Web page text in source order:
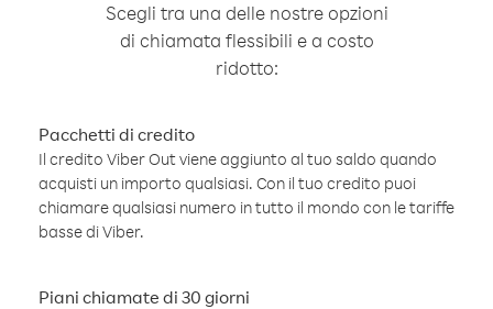
Scegli tra una delle nostre opzioni
di chiamata flessibili e a costo
ridotto:
Pacchetti di credito
Il credito Viber Out viene aggiunto al tuo saldo quando
acquisti un importo qualsiasi. Con il tuo credito puoi
chiamare qualsiasi numero in tutto il mondo con le tariffe
basse di Viber.
Piani chiamate di 30 giorni